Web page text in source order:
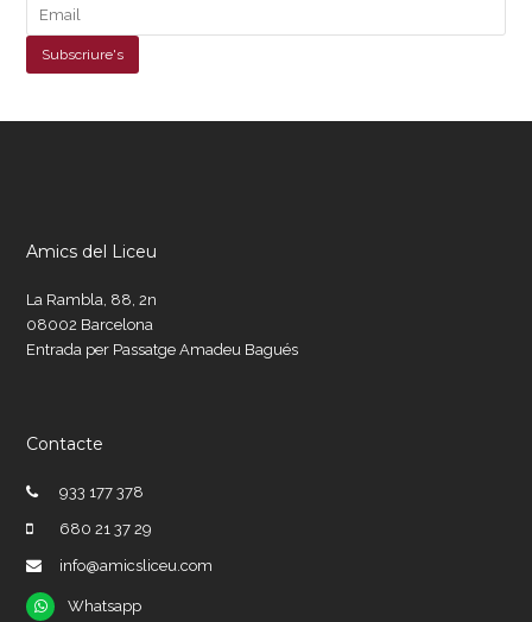
Amics del Liceu
La Rambla, 88, 2n
08002 Barcelona
Entrada per Passatge Amadeu Bagués
Contacte
933 177 378
680 21 37 29
info@amicsliceu.com
Whatsapp
Whatsapp